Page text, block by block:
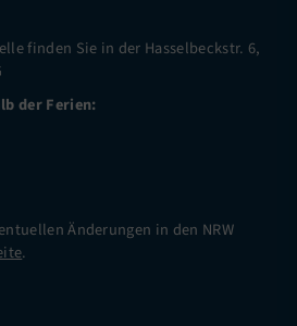
finden Sie in der Hasselbeckstr. 6,
der Ferien:
Änderungen in den NRW
.